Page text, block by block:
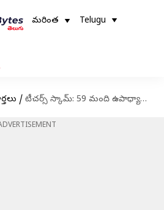
మరింత Telugu
/ టీచర్స్ స్కామ్: 59 మంది ఉపాధ్యాయులను తొలగించాలని హైకోర్టు ఆదేశం